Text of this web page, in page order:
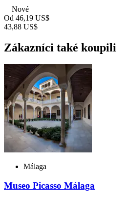
Nové
Od 46,19 US$
43,88 US$
Zákazníci také koupili
Málaga
Museo Picasso Málaga